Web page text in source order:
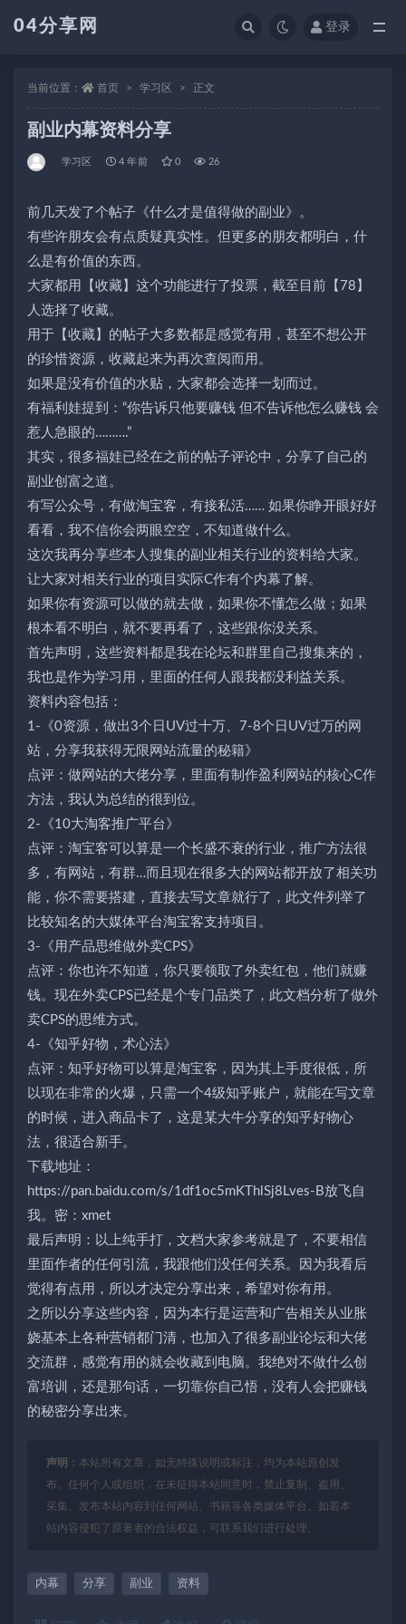
04分享网 登录
当前位置： 首页 学习区 正文
副业内幕资料分享
学习区 4 年前 0 26
前几天发了个帖子《什么才是值得做的副业》。
有些许朋友会有点质疑真实性。但更多的朋友都明白，什
么是有价值的东西。
大家都用【收藏】这个功能进行了投票，截至目前【78】
人选择了收藏。
用于【收藏】的帖子大多数都是感觉有用，甚至不想公开
的珍惜资源，收藏起来为再次查阅而用。
如果是没有价值的水贴，大家都会选择一划而过。
有福利娃提到：“你告诉只他要赚钱 但不告诉他怎么赚钱 会
惹人急眼的……….”
其实，很多福娃已经在之前的帖子评论中，分享了自己的
副业创富之道。
有写公众号，有做淘宝客，有接私活…… 如果你睁开眼好好
看看，我不信你会两眼空空，不知道做什么。
这次我再分享些本人搜集的副业相关行业的资料给大家。
让大家对相关行业的项目实际C作有个内幕了解。
如果你有资源可以做的就去做，如果你不懂怎么做；如果
根本看不明白，就不要再看了，这些跟你没关系。
首先声明，这些资料都是我在论坛和群里自己搜集来的，
我也是作为学习用，里面的任何人跟我都没利益关系。
资料内容包括：
1-《0资源，做出3个日UV过十万、7-8个日UV过万的网
站，分享我获得无限网站流量的秘籍》
点评：做网站的大佬分享，里面有制作盈利网站的核心C作
方法，我认为总结的很到位。
2-《10大淘客推广平台》
点评：淘宝客可以算是一个长盛不衰的行业，推广方法很
多，有网站，有群…而且现在很多大的网站都开放了相关功
能，你不需要搭建，直接去写文章就行了，此文件列举了
比较知名的大媒体平台淘宝客支持项目。
3-《用产品思维做外卖CPS》
点评：你也许不知道，你只要领取了外卖红包，他们就赚
钱。现在外卖CPS已经是个专门品类了，此文档分析了做外
卖CPS的思维方式。
4-《知乎好物，术心法》
点评：知乎好物可以算是淘宝客，因为其上手度很低，所
以现在非常的火爆，只需一个4级知乎账户，就能在写文章
的时候，进入商品卡了，这是某大牛分享的知乎好物心
法，很适合新手。
下载地址：
https://pan.baidu.com/s/1df1oc5mKThlSj8Lves-B放飞自
我。密：xmet
最后声明：以上纯手打，文档大家参考就是了，不要相信
里面作者的任何引流，我跟他们没任何关系。因为我看后
觉得有点用，所以才决定分享出来，希望对你有用。
之所以分享这些内容，因为本行是运营和广告相关从业胀
娆基本上各种营销都门清，也加入了很多副业论坛和大佬
交流群，感觉有用的就会收藏到电脑。我绝对不做什么创
富培训，还是那句话，一切靠你自己悟，没有人会把赚钱
的秘密分享出来。
声明： 本站所有文章，如无特殊说明或标注，均为本站原创发
布。任何个人或组织，在未征得本站同意时，禁止复制、盗用、
采集、发布本站内容到任何网站、书籍等各类媒体平台。如若本
站内容侵犯了原著者的合法权益，可联系我们进行处理。
内幕 分享 副业 资料